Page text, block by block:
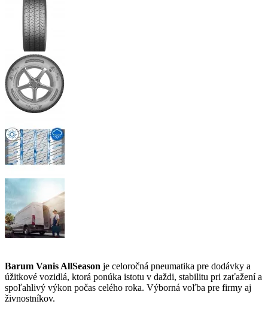
Barum Vanis AllSeason je celoročná pneumatika pre dodávky a
úžitkové vozidlá, ktorá ponúka istotu v daždi, stabilitu pri zaťažení a
spoľahlivý výkon počas celého roka. Výborná voľba pre firmy aj
živnostníkov.